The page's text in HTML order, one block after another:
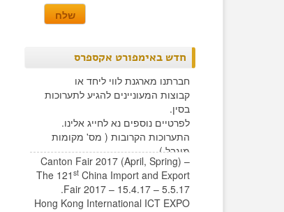
חדש באימפורט אקספרס
חברתנו מארגנת לווי ליחד או
קבוצות המעוניינים להגיע לתערוכות
בסין.
לפרטיים נוספים נא לחייג אלינו.
התערוכות הקרובות ( מס' מקומות
מוגבל )
Canton Fair 2017 (April, Spring) –
The 121 st China Import and Export
Fair 2017 – 15.4.17 – 5.5.17.
Hong Kong International ICT EXPO